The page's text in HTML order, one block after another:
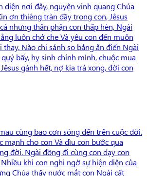
diện nơi đây, nguyện vinh quang Chúa
ơn thiêng tràn đầy trong con, Jêsus
nhưng thân phận con thấp hèn, Ngài
luôn chở che Và yêu con đến muôn
Nào chi sánh so bằng ân điển Ngài
bấy, hy sinh chính mình, chuộc mua
gánh hết, nợ kia trả xong, đời con
cùng bao cơn sóng đến trên cuộc đời.
mạnh cho con Và dìu con bước qua
đời. Ngài đồng đi cùng con dạy con
khi con nghi ngờ sự hiện diện của
Chúa thấy nước mắt con Ngài cất